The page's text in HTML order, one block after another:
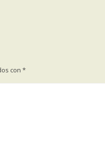
con *